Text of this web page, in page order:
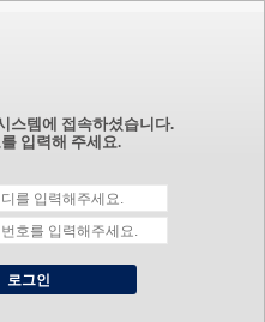
스템에 접속하셨습니다.
입력해 주세요.
로그인